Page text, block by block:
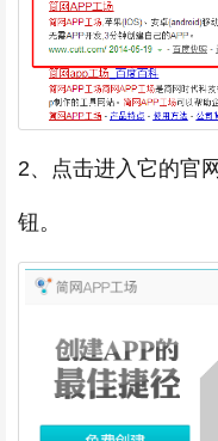
2、点击进入它的官
钮。